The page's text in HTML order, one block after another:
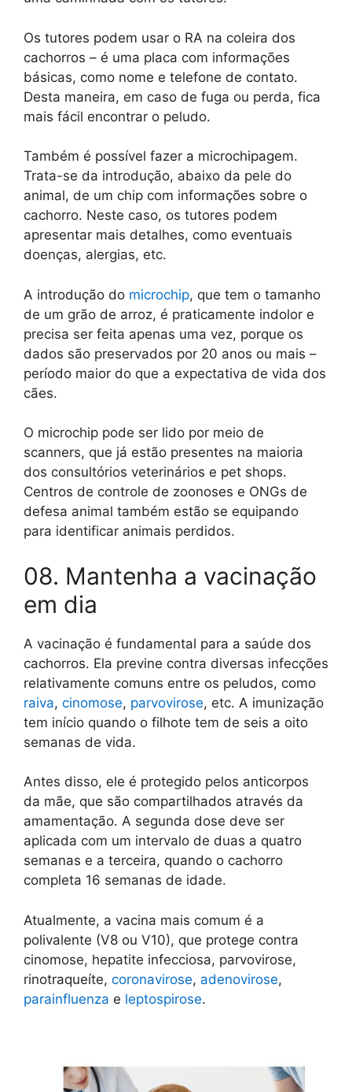
Os tutores podem usar o RA na coleira dos
cachorros – é uma placa com informações
básicas, como nome e telefone de contato.
Desta maneira, em caso de fuga ou perda, fica
mais fácil encontrar o peludo.
Também é possível fazer a microchipagem.
Trata-se da introdução, abaixo da pele do
animal, de um chip com informações sobre o
cachorro. Neste caso, os tutores podem
apresentar mais detalhes, como eventuais
doenças, alergias, etc.
A introdução do microchip, que tem o tamanho
de um grão de arroz, é praticamente indolor e
precisa ser feita apenas uma vez, porque os
dados são preservados por 20 anos ou mais –
período maior do que a expectativa de vida dos
cães.
O microchip pode ser lido por meio de
scanners, que já estão presentes na maioria
dos consultórios veterinários e pet shops.
Centros de controle de zoonoses e ONGs de
defesa animal também estão se equipando
para identificar animais perdidos.
08. Mantenha a vacinação
em dia
A vacinação é fundamental para a saúde dos
cachorros. Ela previne contra diversas infecções
relativamente comuns entre os peludos, como
raiva, cinomose, parvovirose, etc. A imunização
tem início quando o filhote tem de seis a oito
semanas de vida.
Antes disso, ele é protegido pelos anticorpos
da mãe, que são compartilhados através da
amamentação. A segunda dose deve ser
aplicada com um intervalo de duas a quatro
semanas e a terceira, quando o cachorro
completa 16 semanas de idade.
Atualmente, a vacina mais comum é a
polivalente (V8 ou V10), que protege contra
cinomose, hepatite infecciosa, parvovirose,
rinotraqueíte, coronavirose, adenovirose,
parainfluenza e leptospirose.